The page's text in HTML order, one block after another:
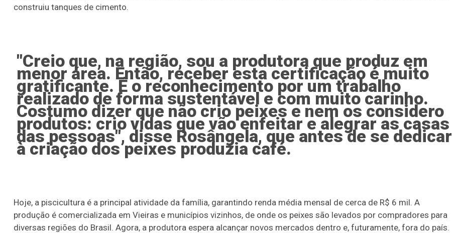
construiu tanques de cimento.
"Creio que, na região, sou a produtora que produz em
menor área. Então, receber esta certificação é muito
gratificante. É o reconhecimento por um trabalho
realizado de forma sustentável e com muito carinho.
Costumo dizer que não crio peixes e nem os considero
produtos: crio vidas que vão enfeitar e alegrar as casas
das pessoas", disse Rosângela, que antes de se dedicar
à criação dos peixes produzia café.
Hoje, a piscicultura é a principal atividade da família, garantindo renda média mensal de cerca de R$ 6 mil. A
produção é comercializada em Vieiras e municípios vizinhos, de onde os peixes são levados por compradores para
diversas regiões do Brasil. Agora, a produtora espera alcançar novos mercados dentro e, futuramente, fora do país.